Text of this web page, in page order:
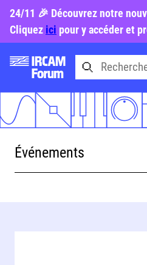
24/11 🎉 Découvrez notre
Cliquez ici pour y accéder et
Événements